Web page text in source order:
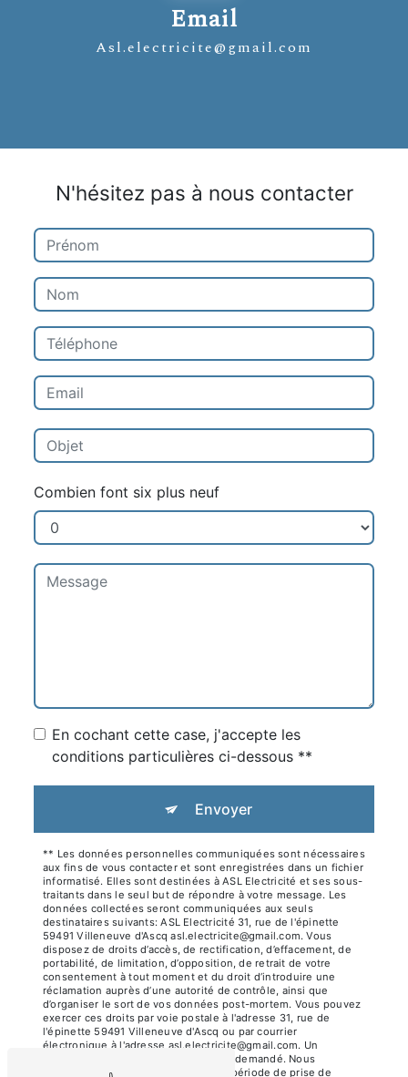
Email
asl.electricite@gmail.com
N'hésitez pas à nous contacter
Combien font six plus neuf
En cochant cette case, j'accepte les
conditions particulières ci-dessous **
Envoyer
** Les données personnelles communiquées sont nécessaires
aux fins de vous contacter et sont enregistrées dans un fichier
informatisé. Elles sont destinées à ASL Electricité et ses sous-
traitants dans le seul but de répondre à votre message. Les
données collectées seront communiquées aux seuls
destinataires suivants: ASL Electricité 31, rue de l'épinette
59491 Villeneuve d'Ascq asl.electricite@gmail.com. Vous
disposez de droits d’accès, de rectification, d’effacement, de
portabilité, de limitation, d’opposition, de retrait de votre
consentement à tout moment et du droit d’introduire une
réclamation auprès d’une autorité de contrôle, ainsi que
d’organiser le sort de vos données post-mortem. Vous pouvez
exercer ces droits par voie postale à l'adresse 31, rue de
l'épinette 59491 Villeneuve d'Ascq ou par courrier
électronique à l'adresse asl.electricite@gmail.com. Un
justificatif d'identité pourra vous être demandé. Nous
conservons vos données pendant la période de prise de